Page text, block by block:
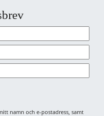
namn och e-postadress, samt